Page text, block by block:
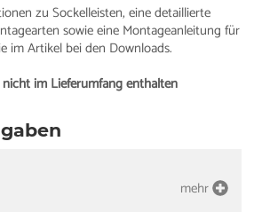
zu Sockelleisten, eine detaillierte
sowie eine Montageanleitung für
im Artikel bei den Downloads.
im Lieferumfang enthalten
mehr